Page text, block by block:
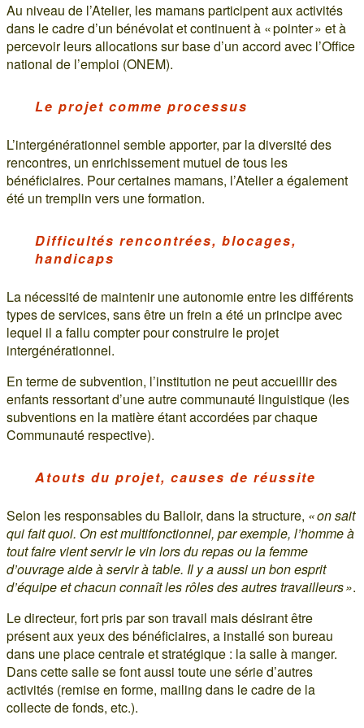
Au niveau de l’Atelier, les mamans participent aux activités
dans le cadre d’un bénévolat et continuent à « pointer » et à
percevoir leurs allocations sur base d’un accord avec l’Office
national de l’emploi (ONEM).
Le projet comme processus
L’intergénérationnel semble apporter, par la diversité des
rencontres, un enrichissement mutuel de tous les
bénéficiaires. Pour certaines mamans, l’Atelier a également
été un tremplin vers une formation.
Difficultés rencontrées, blocages,
handicaps
La nécessité de maintenir une autonomie entre les différents
types de services, sans être un frein a été un principe avec
lequel il a fallu compter pour construire le projet
intergénérationnel.
En terme de subvention, l’institution ne peut accueillir des
enfants ressortant d’une autre communauté linguistique (les
subventions en la matière étant accordées par chaque
Communauté respective).
Atouts du projet, causes de réussite
Selon les responsables du Balloir, dans la structure, « on sait
qui fait quoi. On est multifonctionnel, par exemple, l’homme à
tout faire vient servir le vin lors du repas ou la femme
d’ouvrage aide à servir à table. Il y a aussi un bon esprit
d’équipe et chacun connaît les rôles des autres travailleurs ».
Le directeur, fort pris par son travail mais désirant être
présent aux yeux des bénéficiaires, a installé son bureau
dans une place centrale et stratégique : la salle à manger.
Dans cette salle se font aussi toute une série d’autres
activités (remise en forme, mailing dans le cadre de la
collecte de fonds, etc.).